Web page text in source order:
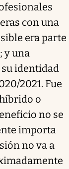
con una
era parte
y una
identidad
2021. Fue
o
no se
importa
no va a